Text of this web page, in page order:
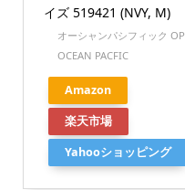
イズ 519421 (NVY, M)
オーシャンパシフィック OP
OCEAN PACFIC
Amazon
楽天市場
Yahooショッピング